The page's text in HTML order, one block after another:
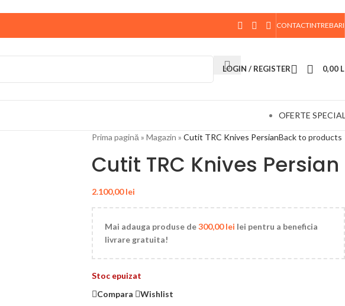
plasate pana in data de 10 August, la ora 15:00, vor fi expediate. Va
CONTACTINTREBARI
LOGIN / REGISTER 0,00
OFERTE
Prima pagină » Magazin » Cutit TRC Knives PersianBack to products
Cutit TRC Knives Persian
2.100,00lei
Mai adauga produse de300,00lei lei pentru a beneficia
livrare gratuita!
Stoc epuizat
Compara
Wishlist